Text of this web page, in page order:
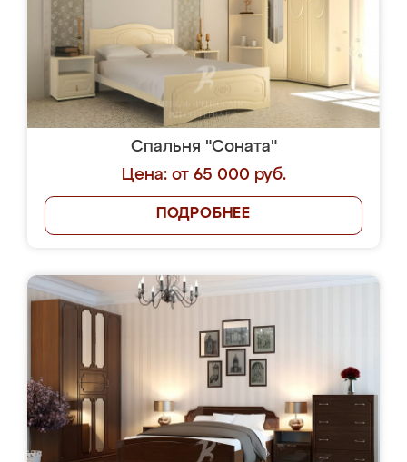
Спальня "Соната"
Цена: от 65 000 руб.
ПОДРОБНЕЕ